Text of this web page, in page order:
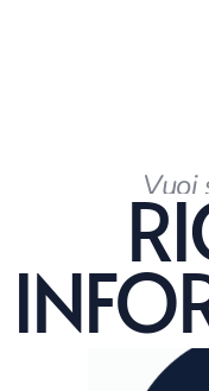
Vuoi